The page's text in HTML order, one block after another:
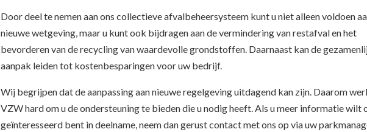
Door deel te nemen aan ons collectieve afvalbeheersysteem kunt u niet alleen voldoen
nieuwe wetgeving, maar u kunt ook bijdragen aan de vermindering van restafval en het
bevorderen van de recycling van waardevolle grondstoffen. Daarnaast kan de
aanpak leiden tot kostenbesparingen voor uw bedrijf.
Wij begrijpen dat de aanpassing aan nieuwe regelgeving uitdagend kan zijn. Daarom
VZW hard om u de ondersteuning te bieden die u nodig heeft. Als u meer informatie wilt
geïnteresseerd bent in deelname, neem dan gerust contact met ons op via uw